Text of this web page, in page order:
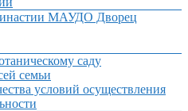
МАУДО Дворец
саду
семьи
условий осуществления